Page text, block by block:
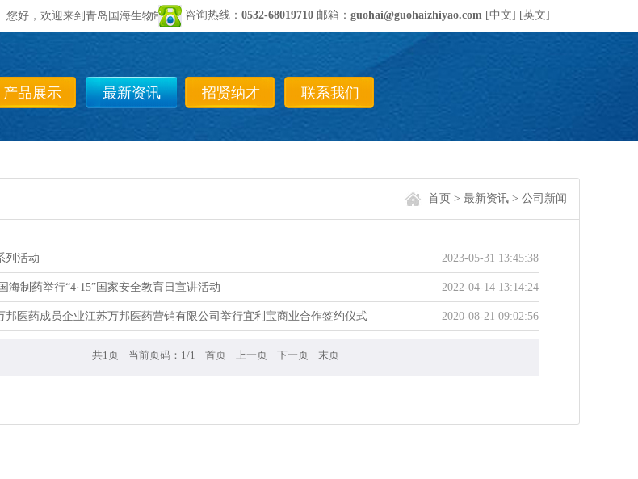
您好，欢迎来到青岛国海生物制药有限公司！
咨询热线： 0532-68019710 邮箱： guohai@guohaizhiyao.com [中文] [英文]
产品展示 最新资讯 招贤纳才 联系我们
首页 > 最新资讯 > 公司新闻
列活动 2023-05-31 13:45:38
海制药举行“4·15”国家安全教育日宣讲活动 2022-04-14 13:14:24
邦医药成员企业江苏万邦医药营销有限公司举行宜利宝商业合作签约仪式 2020-08-21 09:02:56
共1页 当前页码：1/1 首页 上一页 下一页 末页